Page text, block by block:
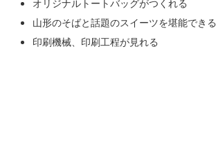
オリジナルトートバッグがつくれる
山形のそばと話題のスイーツを堪能できる
印刷機械、印刷工程が見れる